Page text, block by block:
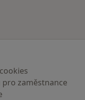
zaměstnance